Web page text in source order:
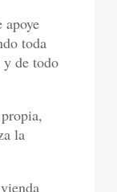
apoye
toda
de todo
la